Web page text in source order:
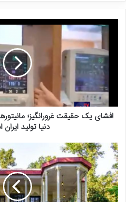
افشای یک حقیقت غرورانگیز؛
دنیا تولید